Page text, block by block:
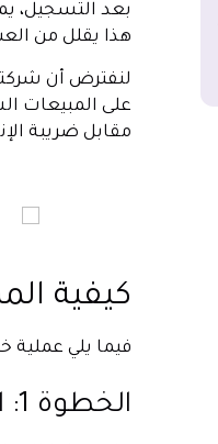
بعد التسجيل،
هذا يقلل من
مقابل ضريبة الإنتاج البالغة 7,000 درهم، مما يقلل من مدفوعات
كيفية
فيما يلي عملية
الخطوة 1: التحقق من الأهلية